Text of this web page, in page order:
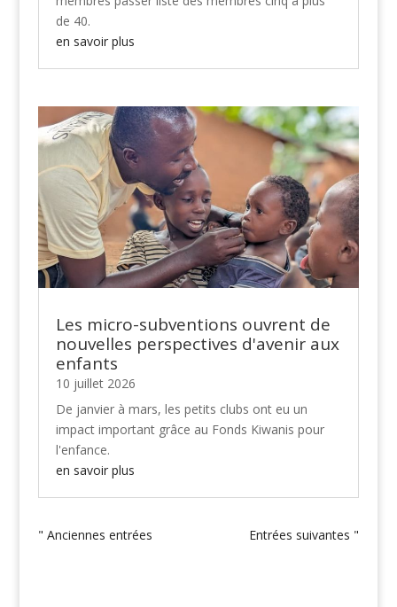
de 40.
en savoir plus
Les micro-subventions ouvrent de
nouvelles perspectives d'avenir aux
enfants
10 juillet 2026
De janvier à mars, les petits clubs ont eu un
impact important grâce au Fonds Kiwanis pour
l'enfance.
en savoir plus
" Anciennes entrées Entrées suivantes "